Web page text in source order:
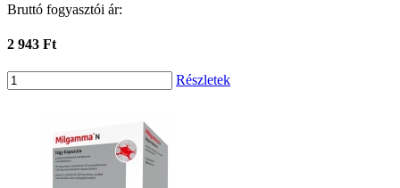
Bruttó fogyasztói ár:
2 943 Ft
Részletek